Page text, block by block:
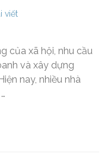
viết
của xã hội, nhu cầu
và xây dựng
nay, nhiều nhà